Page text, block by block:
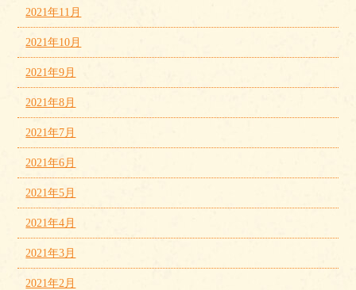
2021年11月
2021年10月
2021年9月
2021年8月
2021年7月
2021年6月
2021年5月
2021年4月
2021年3月
2021年2月